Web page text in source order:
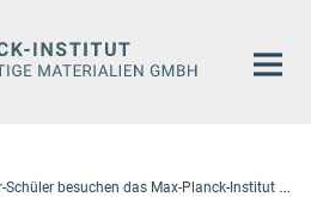
besuchen das Max-Planck-Institut für Eisenforschung